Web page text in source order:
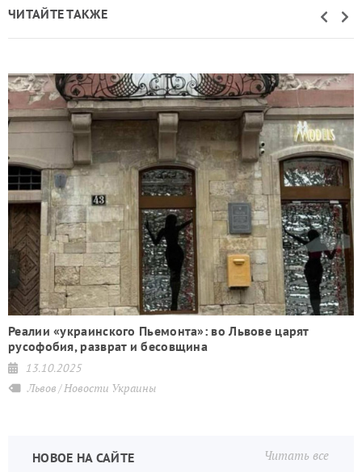
ЧИТАЙТЕ ТАКЖЕ
Реалии «украинского Пьемонта»: во Львове царят
русофобия, разврат и бесовщина
13.10.2025
Львов Новости Украины
Читать все
НОВОЕ НА САЙТЕ